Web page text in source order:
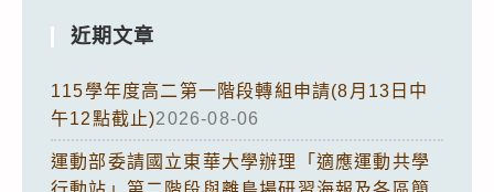
近期文章
115學年度高二第一階段轉組申請(8月13日中
午12點截止)2026-08-06
運動部委請國立東華大學辦理「適應運動共學